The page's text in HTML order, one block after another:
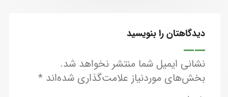
دیدگاهتان را بنویسید
نشانی ایمیل شما منتشر نخواهد شد.
بخش‌های موردنیاز علامت‌گذاری شده‌اند *